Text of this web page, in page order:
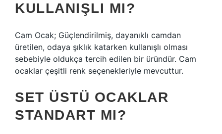
KULLANIŞLI MI?
Cam Ocak; Güçlendirilmiş, dayanıklı camdan
üretilen, odaya şıklık katarken kullanışlı olması
sebebiyle oldukça tercih edilen bir üründür. Cam
ocaklar çeşitli renk seçenekleriyle mevcuttur.
SET ÜSTÜ OCAKLAR
STANDART MI?